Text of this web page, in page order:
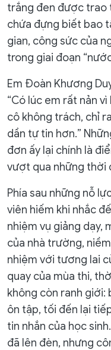
trắng đen được trao
chứa đựng biết bao
gian, công sức của
trong giai đoạn
Em Đoàn Khương
“Có lúc em rất nản
cô không trách, chỉ
dần tự tin hơn.”
đơn ấy lại chính là
vượt qua những thời
Phía sau những nỗ
viên hiếm khi nhắc
nhiệm vụ giảng dạy,
của nhà trường,
nhiệm với tương lai
quay của mùa thi,
không còn ranh giới:
ôn tập, tối đến lại
tin nhắn của học
đã lên đèn, nhưng